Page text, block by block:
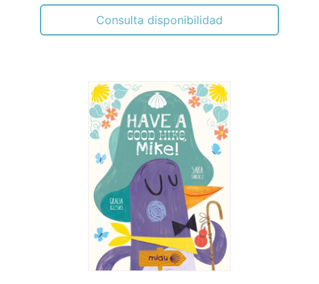
Consulta disponibilidad